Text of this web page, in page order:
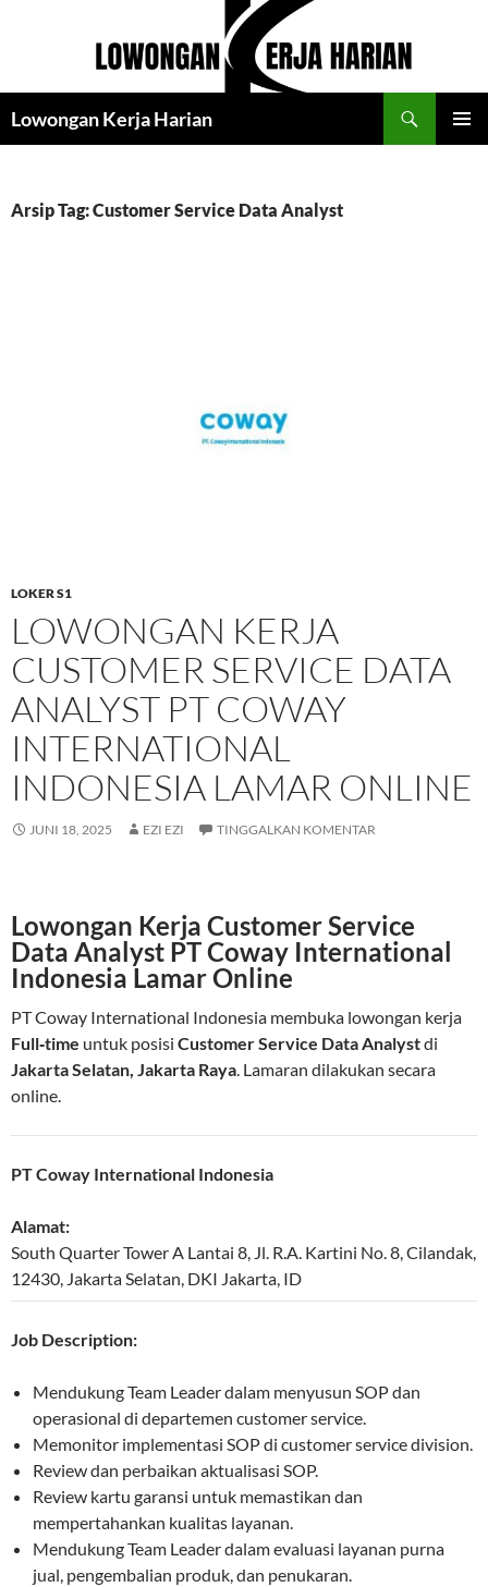
Lowongan Kerja Harian
Arsip Tag: Customer Service Data Analyst
LOKER S1
LOWONGAN KERJA
CUSTOMER SERVICE DATA
ANALYST PT COWAY
INTERNATIONAL
INDONESIA LAMAR ONLINE
JUNI 18, 2025 EZI EZI TINGGALKAN KOMENTAR
Lowongan Kerja Customer Service
Data Analyst PT Coway International
Indonesia Lamar Online
PT Coway International Indonesia membuka lowongan kerja
Full‑time untuk posisi Customer Service Data Analystdi
Jakarta Selatan, Jakarta Raya. Lamaran dilakukan secara
online.
PT Coway International Indonesia
Alamat:
South Quarter Tower A Lantai 8, Jl. R.A. Kartini No. 8, Cilandak,
12430, Jakarta Selatan, DKI Jakarta, ID
Job Description:
Mendukung Team Leader dalam menyusun SOP dan
operasional di departemen customer service.
Memonitor implementasi SOP di customer service division.
Review dan perbaikan aktualisasi SOP.
Review kartu garansi untuk memastikan dan
mempertahankan kualitas layanan.
Mendukung Team Leader dalam evaluasi layanan purna
jual, pengembalian produk, dan penukaran.